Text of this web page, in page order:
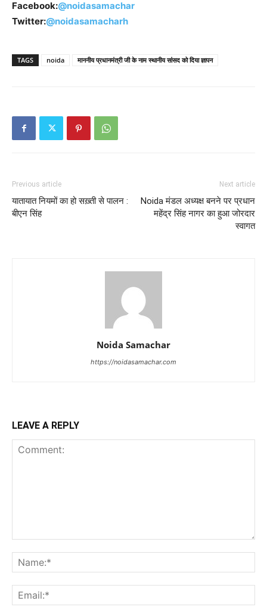
Facebook:@noidasamachar
Twitter:@noidasamacharh
TAGS noida माननीय प्रधानमंत्री जी के नाम स्थानीय सांसद को दिया ज्ञापन
Previous article
यातायात नियमों का हो सख़्ती से पालन :
बीएन सिंह
Next article
Noida मंडल अध्यक्ष बनने पर प्रधान
महेंद्र सिंह नागर का हुआ जोरदार
स्वागत
Noida Samachar
https://noidasamachar.com
LEAVE A REPLY